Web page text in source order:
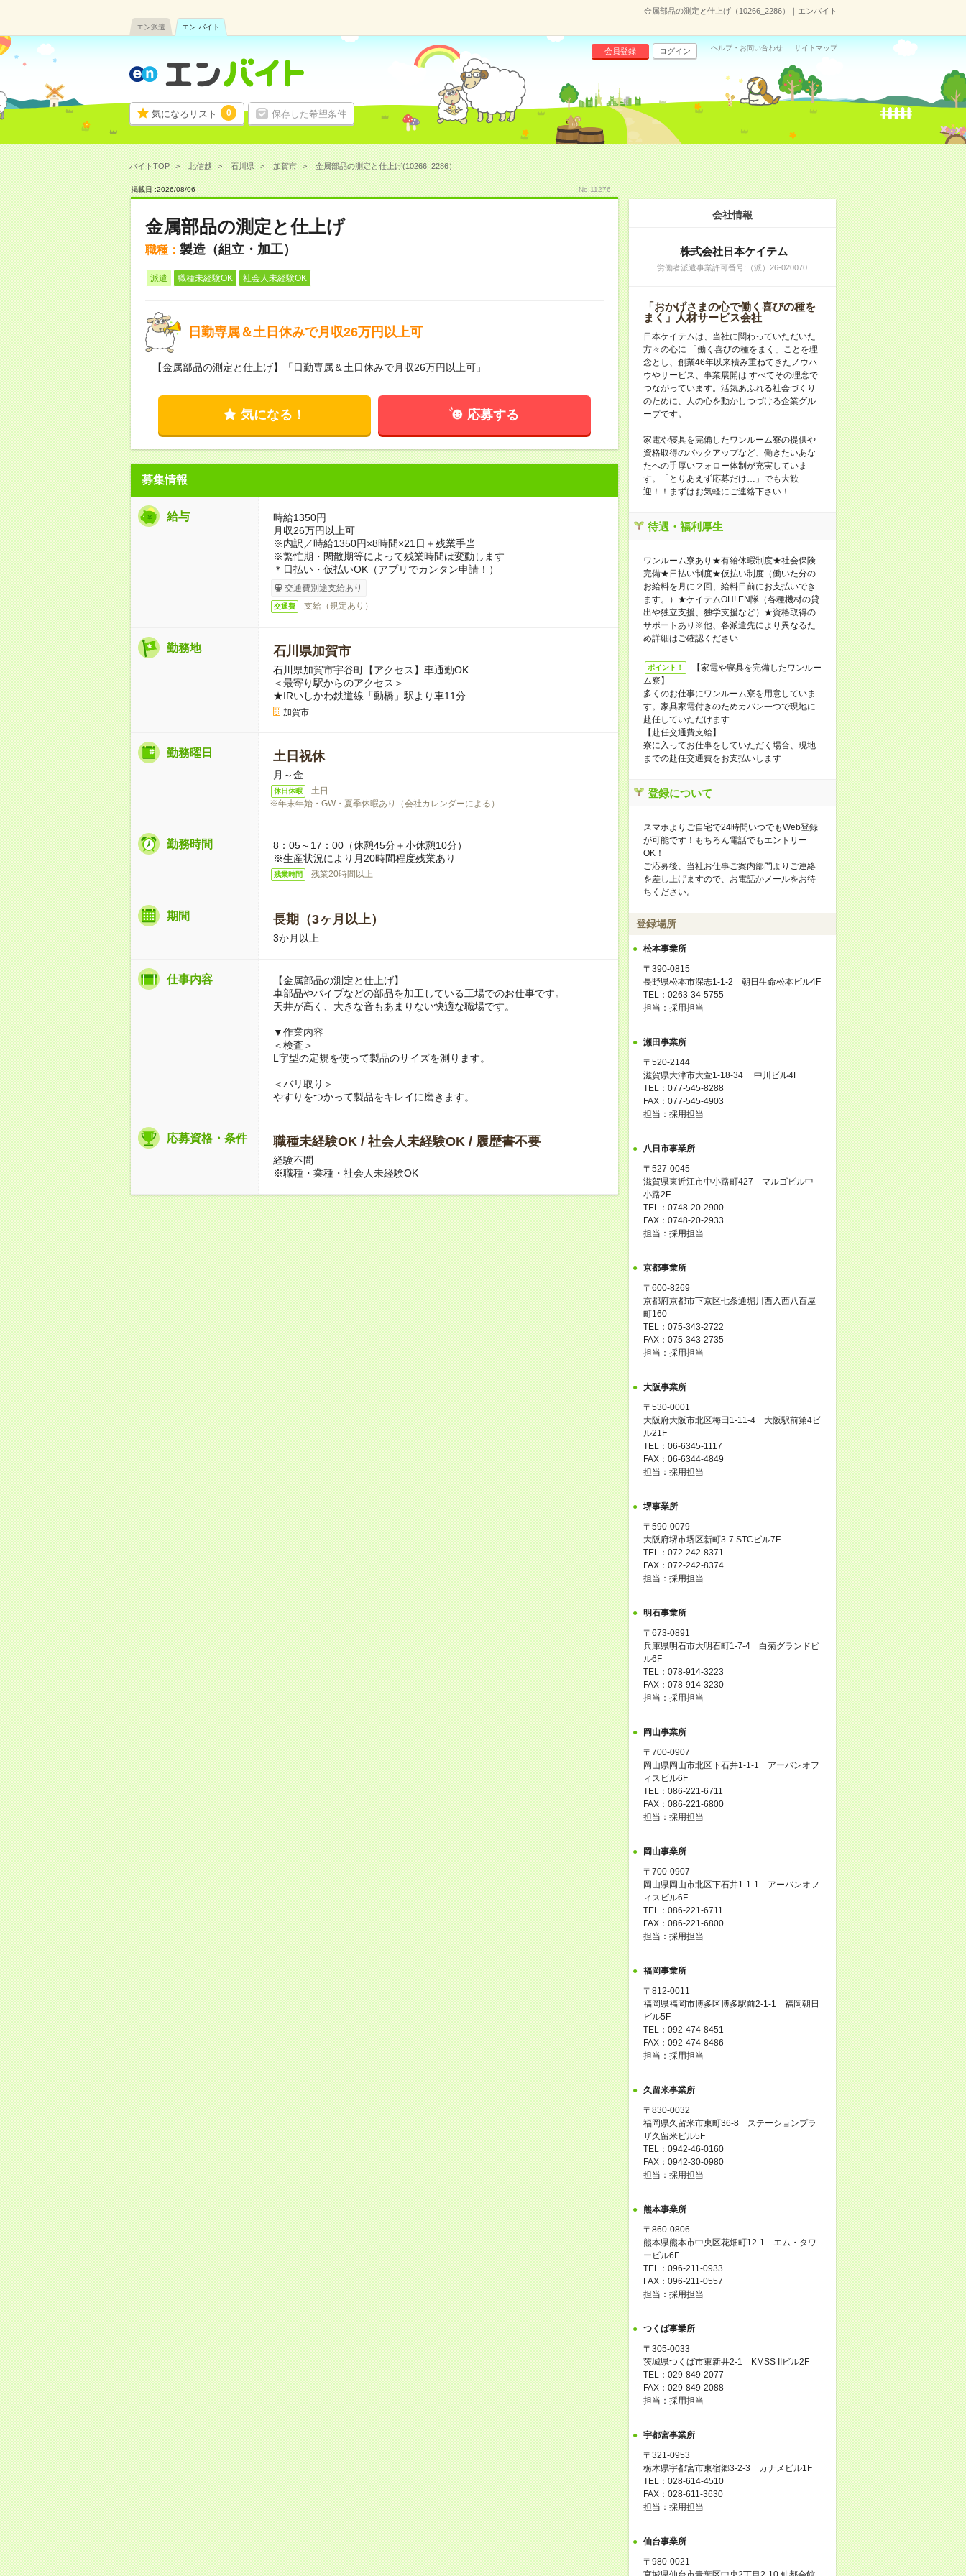
金属部品の測定と仕上げ（10266_2286）｜エンバイト
エン派遣 エン バイト
気になるリスト 0 保存した希望条件
会員登録 ログイン ヘルプ・お問い合わせ サイトマップ
バイトTOP 北信越 石川県 加賀市 金属部品の測定と仕上げ(10266_2286）
掲載日 :2026/08/06 No.11276
金属部品の測定と仕上げ
職種： 製造（組立・加工）
派遣 職種未経験OK 社会人未経験OK
日勤専属＆土日休みで月収26万円以上可
【金属部品の測定と仕上げ】「日勤専属＆土日休みで月収26万円以上可」
気になる！ 応募する
募集情報
給与
時給1350円
月収26万円以上可
※内訳／時給1350円×8時間×21日＋残業手当
※繁忙期・閑散期等によって残業時間は変動します
＊日払い・仮払いOK（アプリでカンタン申請！）
交通費別途支給あり
交通費 支給（規定あり）
勤務地 石川県加賀市
石川県加賀市宇谷町【アクセス】車通勤OK
＜最寄り駅からのアクセス＞
★IRいしかわ鉄道線「動橋」駅より車11分
加賀市
勤務曜日 土日祝休
月～金
休日休暇
土日
※年末年始・GW・夏季休暇あり（会社カレンダーによる）
勤務時間
8：05～17：00（休憩45分＋小休憩10分）
※生産状況により月20時間程度残業あり
残業時間 残業20時間以上
期間 長期（3ヶ月以上）
3か月以上
仕事内容
【金属部品の測定と仕上げ】
車部品やパイプなどの部品を加工している工場でのお仕事です。
天井が高く、大きな音もあまりない快適な職場です。
▼作業内容
＜検査＞
L字型の定規を使って製品のサイズを測ります。
＜バリ取り＞
やすりをつかって製品をキレイに磨きます。
応募資格・条件 職種未経験OK / 社会人未経験OK / 履歴書不要
経験不問
※職種・業種・社会人未経験OK
会社情報
株式会社日本ケイテム
労働者派遣事業許可番号:（派）26-020070
「おかげさまの心で働く喜びの種を
まく」人材サービス会社
日本ケイテムは、当社に関わっていただいた
方々の心に 「働く喜びの種をまく」ことを理
念とし、創業46年以来積み重ねてきたノウハ
ウやサービス、事業展開は すべてその理念で
つながっています。活気あふれる社会づくり
のために、人の心を動かしつづける企業グル
ープです。
家電や寝具を完備したワンルーム寮の提供や
資格取得のバックアップなど、働きたいあな
たへの手厚いフォロー体制が充実していま
す。「とりあえず応募だけ…」でも大歓
迎！！まずはお気軽にご連絡下さい！
待遇・福利厚生
ワンルーム寮あり★有給休暇制度★社会保険
完備★日払い制度★仮払い制度（働いた分の
お給料を月に２回、給料日前にお支払いでき
ます。）★ケイテムOH! EN隊（各種機材の貸
出や独立支援、独学支援など）★資格取得の
サポートあり※他、各派遣先により異なるた
め詳細はご確認ください
ポイント！
【家電や寝具を完備したワンルー
ム寮】
多くのお仕事にワンルーム寮を用意していま
す。家具家電付きのためカバン一つで現地に
赴任していただけます
【赴任交通費支給】
寮に入ってお仕事をしていただく場合、現地
までの赴任交通費をお支払いします
登録について
スマホよりご自宅で24時間いつでもWeb登録
が可能です！もちろん電話でもエントリー
OK！
ご応募後、当社お仕事ご案内部門よりご連絡
を差し上げますので、お電話かメールをお待
ちください。
登録場所
松本事業所
〒390-0815
長野県松本市深志1-1-2 朝日生命松本ビル4F
TEL：0263-34-5755
担当：採用担当
瀬田事業所
〒520-2144
滋賀県大津市大萱1-18-34 中川ビル4F
TEL：077-545-8288
FAX：077-545-4903
担当：採用担当
八日市事業所
〒527-0045
滋賀県東近江市中小路町427 マルゴビル中
小路2F
TEL：0748-20-2900
FAX：0748-20-2933
担当：採用担当
京都事業所
〒600-8269
京都府京都市下京区七条通堀川西入西八百屋
町160
TEL：075-343-2722
FAX：075-343-2735
担当：採用担当
大阪事業所
〒530-0001
大阪府大阪市北区梅田1-11-4 大阪駅前第4ビ
ル21F
TEL：06-6345-1117
FAX：06-6344-4849
担当：採用担当
堺事業所
〒590-0079
大阪府堺市堺区新町3-7 STCビル7F
TEL：072-242-8371
FAX：072-242-8374
担当：採用担当
明石事業所
〒673-0891
兵庫県明石市大明石町1-7-4 白菊グランドビ
ル6F
TEL：078-914-3223
FAX：078-914-3230
担当：採用担当
岡山事業所
〒700-0907
岡山県岡山市北区下石井1-1-1 アーバンオフ
ィスビル6F
TEL：086-221-6711
FAX：086-221-6800
担当：採用担当
岡山事業所
〒700-0907
岡山県岡山市北区下石井1-1-1 アーバンオフ
ィスビル6F
TEL：086-221-6711
FAX：086-221-6800
担当：採用担当
福岡事業所
〒812-0011
福岡県福岡市博多区博多駅前2-1-1 福岡朝日
ビル5F
TEL：092-474-8451
FAX：092-474-8486
担当：採用担当
久留米事業所
〒830-0032
福岡県久留米市東町36-8 ステーションプラ
ザ久留米ビル5F
TEL：0942-46-0160
FAX：0942-30-0980
担当：採用担当
熊本事業所
〒860-0806
熊本県熊本市中央区花畑町12-1 エム・タワ
ービル6F
TEL：096-211-0933
FAX：096-211-0557
担当：採用担当
つくば事業所
〒305-0033
茨城県つくば市東新井2-1 KMSS IIビル2F
TEL：029-849-2077
FAX：029-849-2088
担当：採用担当
宇都宮事業所
〒321-0953
栃木県宇都宮市東宿郷3-2-3 カナメビル1F
TEL：028-614-4510
FAX：028-611-3630
担当：採用担当
仙台事業所
〒980-0021